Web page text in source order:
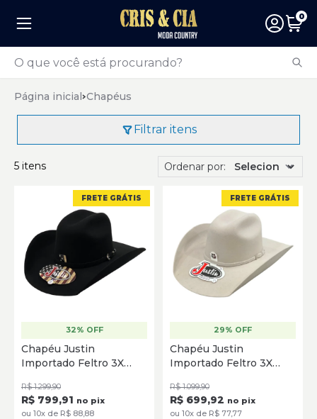
0
Página inicial Chapéus
Filtrar itens
5 itens Ordenar por:
57 58
61
FRETE GRÁTIS
32% OFF
Chapéu Justin
Importado Feltro 3X
R$ 1.299,90
R$ 799,91 no pix
ou 10x de R$ 88,88
57 58
61
FRETE GRÁTIS
29% OFF
Chapéu Justin
Importado Feltro 3X
R$ 1.099,90
R$ 699,92 no pix
ou 10x de R$ 77,77